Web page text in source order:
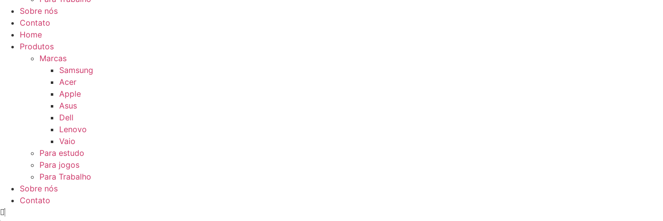
Sobre nós
Contato
Home
Produtos
Marcas
Samsung
Acer
Apple
Asus
Dell
Lenovo
Vaio
Para estudo
Para jogos
Para Trabalho
Sobre nós
Contato